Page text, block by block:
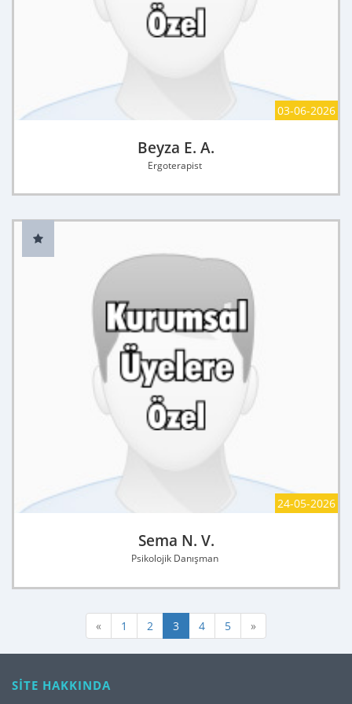
03-06-2026
Beyza E. A.
Ergoterapist
24-05-2026
Sema N. V.
Psikolojik Danışman
« 1 2 3 4 5 »
SİTE HAKKINDA